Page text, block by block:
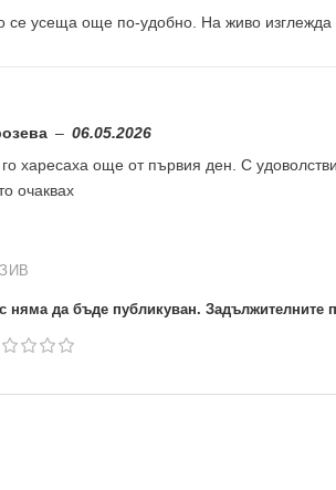
се усеща още по-удобно. На живо
– 06.05.2026
харесаха още от първия ден. С
очаквах
няма да бъде публикуван. Задължителните